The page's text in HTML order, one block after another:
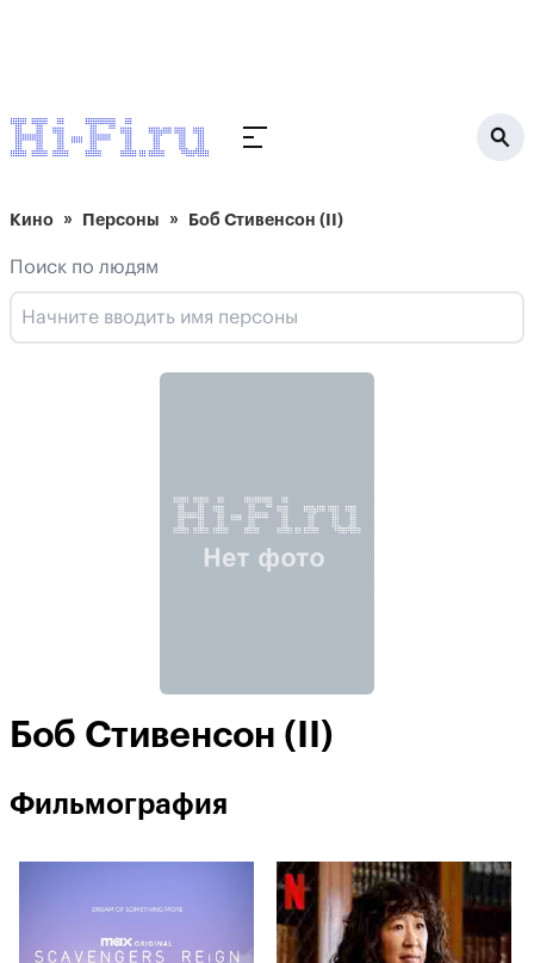
Кино Персоны Боб Стивенсон (II)
Поиск по людям
Боб Стивенсон (II)
Фильмография